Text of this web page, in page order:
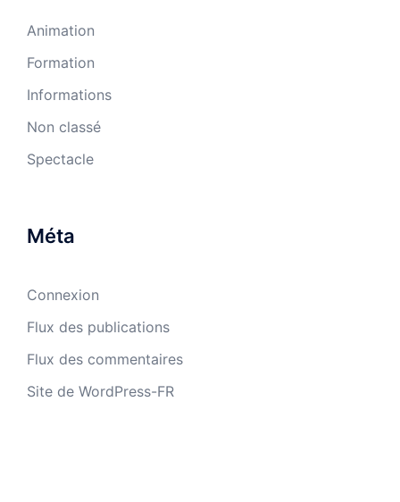
Animation
Formation
Informations
Non classé
Spectacle
Méta
Connexion
Flux des publications
Flux des commentaires
Site de WordPress-FR